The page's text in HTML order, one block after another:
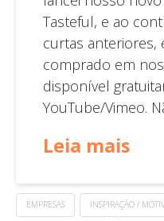
Tasteful, e ao
curtas anteriores,
comprado em
disponível
YouTube/Vimeo.
Leia mais
EMPRESAS INSPIRAÇÃO /